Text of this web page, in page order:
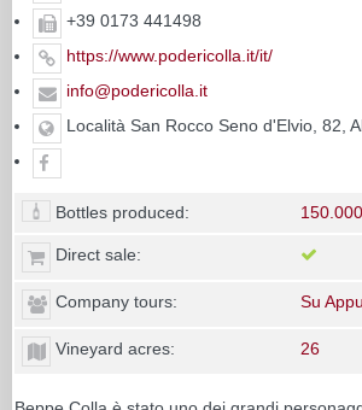
+39 0173 441498
https://www.podericolla.it/it/
info@podericolla.it
Località San Rocco Seno d'Elvio, 82,
Bottles produced: 150.000
Direct sale:
Company tours: Su
Vineyard acres: 26